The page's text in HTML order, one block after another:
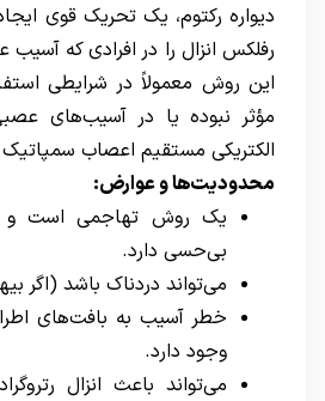
دیواره رکتوم، یک تحریک قوی
رفلکس انزال را در افرادی که آسیب
مؤثر نبوده یا در آسیب‌های
الکتریکی مستقیم اعصاب سمپاتیک
محدودیت‌ها و عوارض:
یک روش تهاجمی است و
بی‌حسی دارد.
می‌تواند دردناک باشد (اگر
خطر آسیب به بافت‌های
وجود دارد.
می‌تواند باعث انزال